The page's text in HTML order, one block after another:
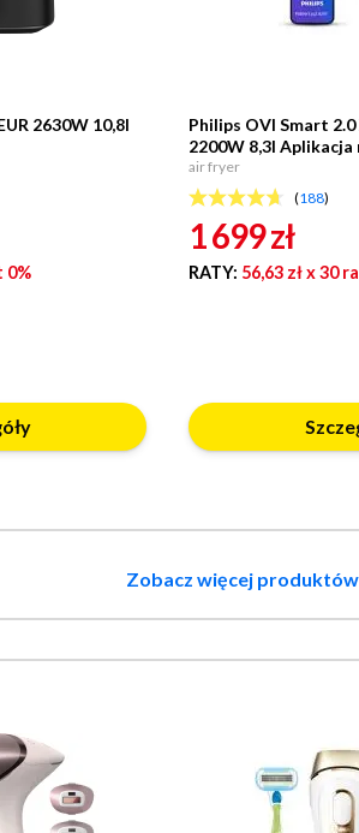
2630W 10,8l
0%
Philips OVI Smart
2200W 8,3l Aplikacja
air fryer
(188)
1 699zł
RATY: 56,63 złx 30
Zobacz więcej produktów